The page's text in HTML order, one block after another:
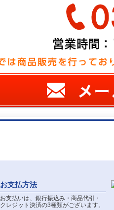
お支払方法
お支払いは、銀行振込み・商品代引・
クレジット決済の3種類がございます。